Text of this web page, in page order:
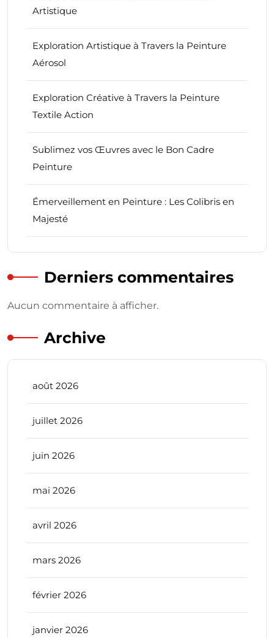
Artistique
Exploration Artistique à Travers la Peinture
Aérosol
Exploration Créative à Travers la Peinture
Textile Action
Sublimez vos Œuvres avec le Bon Cadre
Peinture
Émerveillement en Peinture : Les Colibris en
Majesté
Derniers commentaires
Aucun commentaire à afficher.
Archive
août 2026
juillet 2026
juin 2026
mai 2026
avril 2026
mars 2026
février 2026
janvier 2026